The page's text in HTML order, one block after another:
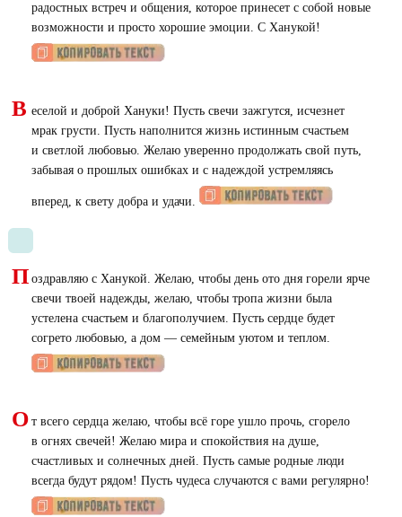
радостных встреч и общения, которое принесет с собой новые
возможности и просто хорошие эмоции. С Ханукой!
В еселой и доброй Хануки! Пусть свечи зажгутся, исчезнет
мрак грусти. Пусть наполнится жизнь истинным счастьем
и светлой любовью. Желаю уверенно продолжать свой путь,
забывая о прошлых ошибках и с надеждой устремляясь
вперед, к свету добра и удачи.
П оздравляю с Ханукой. Желаю, чтобы день ото дня горели ярче
свечи твоей надежды, желаю, чтобы тропа жизни была
устелена счастьем и благополучием. Пусть сердце будет
согрето любовью, а дом — семейным уютом и теплом.
О т всего сердца желаю, чтобы всё горе ушло прочь, сгорело
в огнях свечей! Желаю мира и спокойствия на душе,
счастливых и солнечных дней. Пусть самые родные люди
всегда будут рядом! Пусть чудеса случаются с вами регулярно!